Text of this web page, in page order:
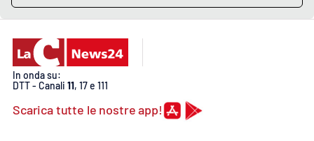
Storie
LAC
NETWORK
Lacplay.it
In onda su:
DTT - Canali 11, 17 e 111
Scarica tutte le nostre app!